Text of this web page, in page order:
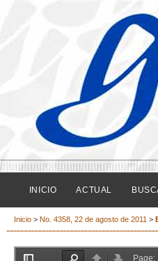
INICIO ACTUAL
Inicio > No. 4358, 22 de agosto de 2011 >